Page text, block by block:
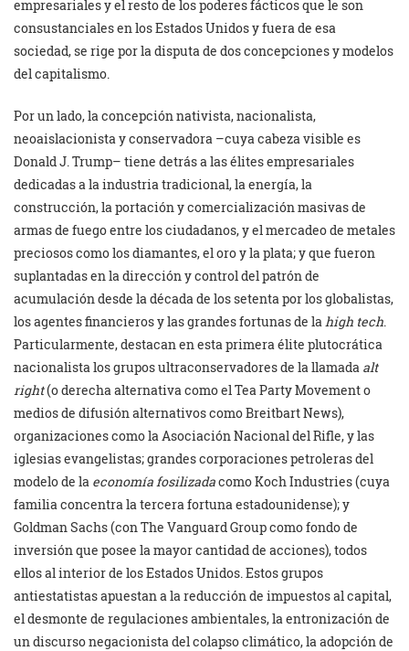
empresariales y el resto de los poderes fácticos que le son
consustanciales en los Estados Unidos y fuera de esa
sociedad, se rige por la disputa de dos concepciones y modelos
del capitalismo.
Por un lado, la concepción nativista, nacionalista,
neoaislacionista y conservadora –cuya cabeza visible es
Donald J. Trump– tiene detrás a las élites empresariales
dedicadas a la industria tradicional, la energía, la
construcción, la portación y comercialización masivas de
armas de fuego entre los ciudadanos, y el mercadeo de metales
preciosos como los diamantes, el oro y la plata; y que fueron
suplantadas en la dirección y control del patrón de
acumulación desde la década de los setenta por los globalistas,
los agentes financieros y las grandes fortunas de lahigh tech.
Particularmente, destacan en esta primera élite plutocrática
nacionalista los grupos ultraconservadores de la llamada alt
right(o derecha alternativa como el Tea Party Movement o
medios de difusión alternativos como Breitbart News),
organizaciones como la Asociación Nacional del Rifle, y las
iglesias evangelistas; grandes corporaciones petroleras del
modelo de la economía fosilizadacomo Koch Industries (cuya
familia concentra la tercera fortuna estadounidense); y
Goldman Sachs (con The Vanguard Group como fondo de
inversión que posee la mayor cantidad de acciones), todos
ellos al interior de los Estados Unidos. Estos grupos
antiestatistas apuestan a la reducción de impuestos al capital,
el desmonte de regulaciones ambientales, la entronización de
un discurso negacionista del colapso climático, la adopción de